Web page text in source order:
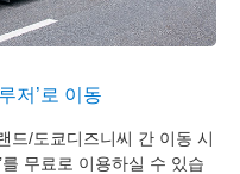
저’로 이동
드/도쿄디즈니씨 간 이동 시
무료로 이용하실 수 있습